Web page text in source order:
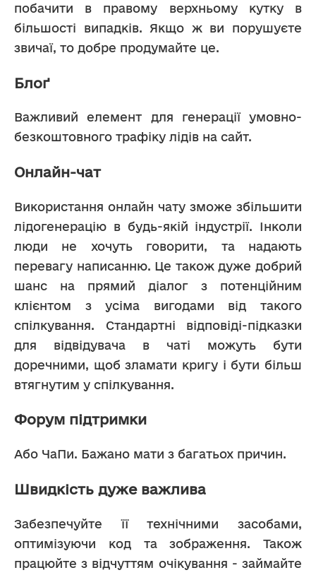
побачити в правому верхньому кутку в
більшості випадків. Якщо ж ви порушуєте
звичаї, то добре продумайте це.
Блоґ
Важливий елемент для генерації умовно-
безкоштовного трафіку лідів на сайт.
Онлайн-чат
Використання онлайн чату зможе збільшити
лідогенерацію в будь-якій індустрії. Інколи
люди не хочуть говорити, та надають
перевагу написанню. Це також дуже добрий
шанс на прямий діалог з потенційним
клієнтом з усіма вигодами від такого
спілкування. Стандартні відповіді-підказки
для відвідувача в чаті можуть бути
доречними, щоб зламати кригу і бути більш
втягнутим у спілкування.
Форум підтримки
Або ЧаПи. Бажано мати з багатьох причин.
Швидкість дуже важлива
Забезпечуйте її технічними засобами,
оптимізуючи код та зображення. Також
працюйте з відчуттям очікування - займайте